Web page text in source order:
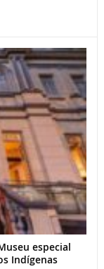
especial
Indígenas